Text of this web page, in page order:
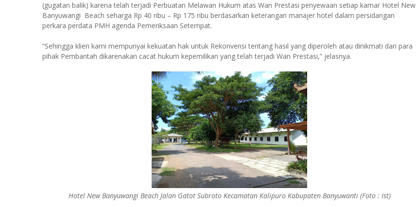
(gugatan balik) karena telah terjadi Perbuatan Melawan Hukum atas Wan Prestasi penyewaan setiap kamar Hotel New
Banyuwangi Beach seharga Rp 40 ribu – Rp 175 ribu berdasarkan keterangan manajer hotel dalam persidangan
perkara perdata PMH agenda Pemeriksaan Setempat.
“Sehingga klien kami mempunyai kekuatan hak untuk Rekonvensi tentang hasil yang diperoleh atau dinikmati dari para
pihak Pembantah dikarenakan cacat hukum kepemilikan yang telah terjadi Wan Prestasi,” jelasnya.
Hotel New Banyuwangi Beach Jalan Gatot Subroto Kecamatan Kalipuro Kabupaten Banyuwanti (Foto : Ist)